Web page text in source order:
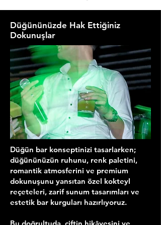
Düğününüzde Hak Ettiğiniz
Dokunuşlar
Düğün bar konseptinizi tasarlarken;
düğününüzün ruhunu, renk paletini,
romantik atmosferini ve premium
dokunuşunu yansıtan özel kokteyl
reçeteleri, zarif sunum tasarımları ve
estetik bar kurguları hazırlıyoruz.
Bu doğrultuda, çiftin hikâyesini ve